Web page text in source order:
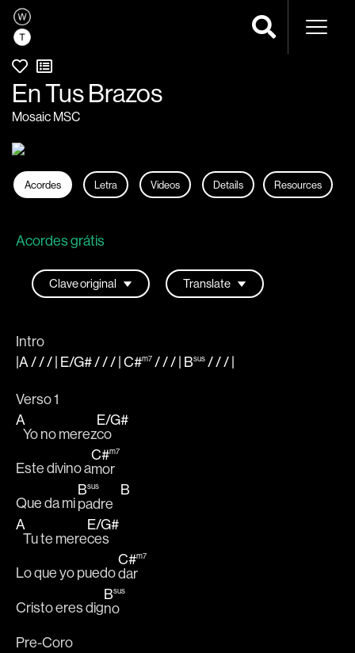
En Tus Brazos
Mosaic MSC
Acordes Letra Videos Details Resources
Acordes grátis
Intro
|A/ / / | E/G#/ / / |C#m7 / / / | Bsus / / /|
Verso 1
A
   Yo no merez
E/G#
co
Este divino a
C#m7
mor
Que da mi
Bsus
padre
B
A
   Tu te mere
E/G#
ces
Lo que yo puedo
C#m7
dar
Cristo eres dig
Bsus
no
Pre-Coro